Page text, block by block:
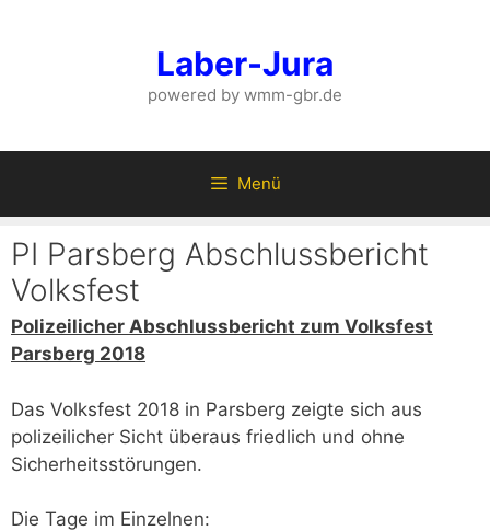
Laber-Jura
powered by wmm-gbr.de
Menü
PI Parsberg Abschlussbericht
Volksfest
Polizeilicher Abschlussbericht zum Volksfest
Parsberg 2018
Das Volksfest 2018 in Parsberg zeigte sich aus
polizeilicher Sicht überaus friedlich und ohne
Sicherheitsstörungen.
Die Tage im Einzelnen: